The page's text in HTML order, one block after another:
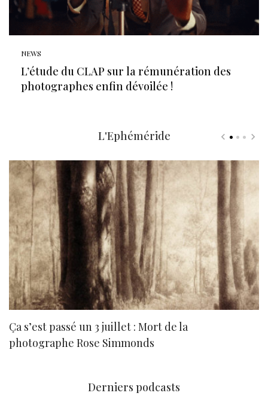
NEWS
L’étude du CLAP sur la rémunération des
photographes enfin dévoilée !
L'Ephéméride
Ça s’est passé un 3 juillet : Mort de la
photographe Rose Simmonds
Derniers podcasts